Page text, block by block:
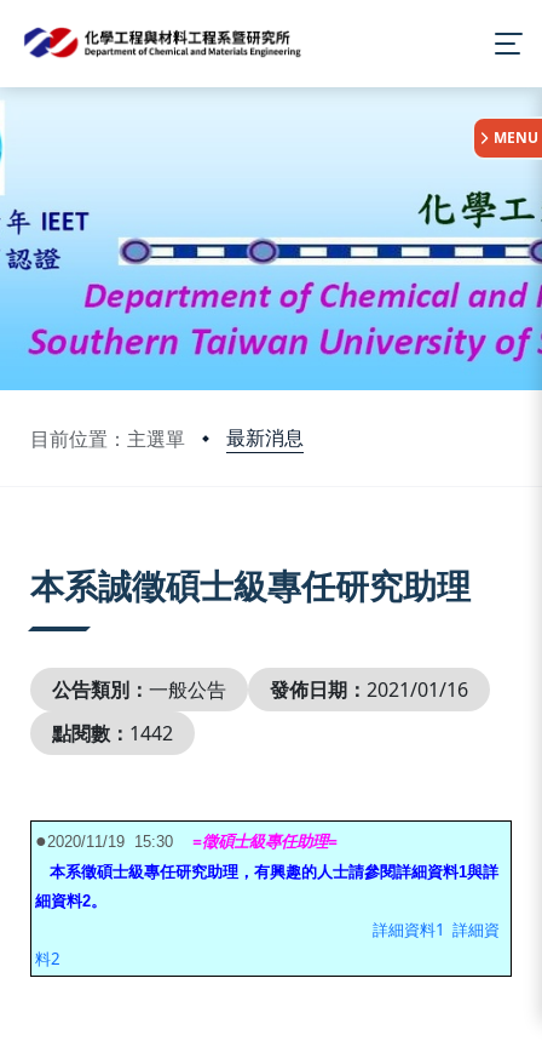
目前位置：主選單 最新消息
:::
MENU
本系誠徵碩士級專任研究助理
公告類別： 一般公告 發佈日期： 2021/01/16
點閱數： 1442
●2020/11/19 15:30 =徵碩士級專任助理=
本系徵碩士級專任研究助理，有興趣的人士請參閱詳細資料1與詳
細資料2。
詳細資料1 詳細資
料2